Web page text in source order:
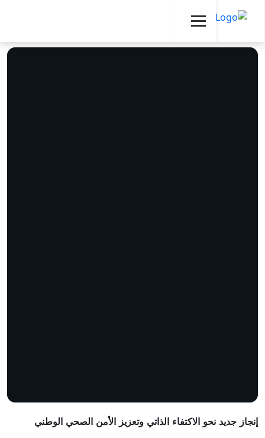
إنجاز جديد نحو الاكتفاء الذاتي وتعزيز الأمن الصحي الوطني